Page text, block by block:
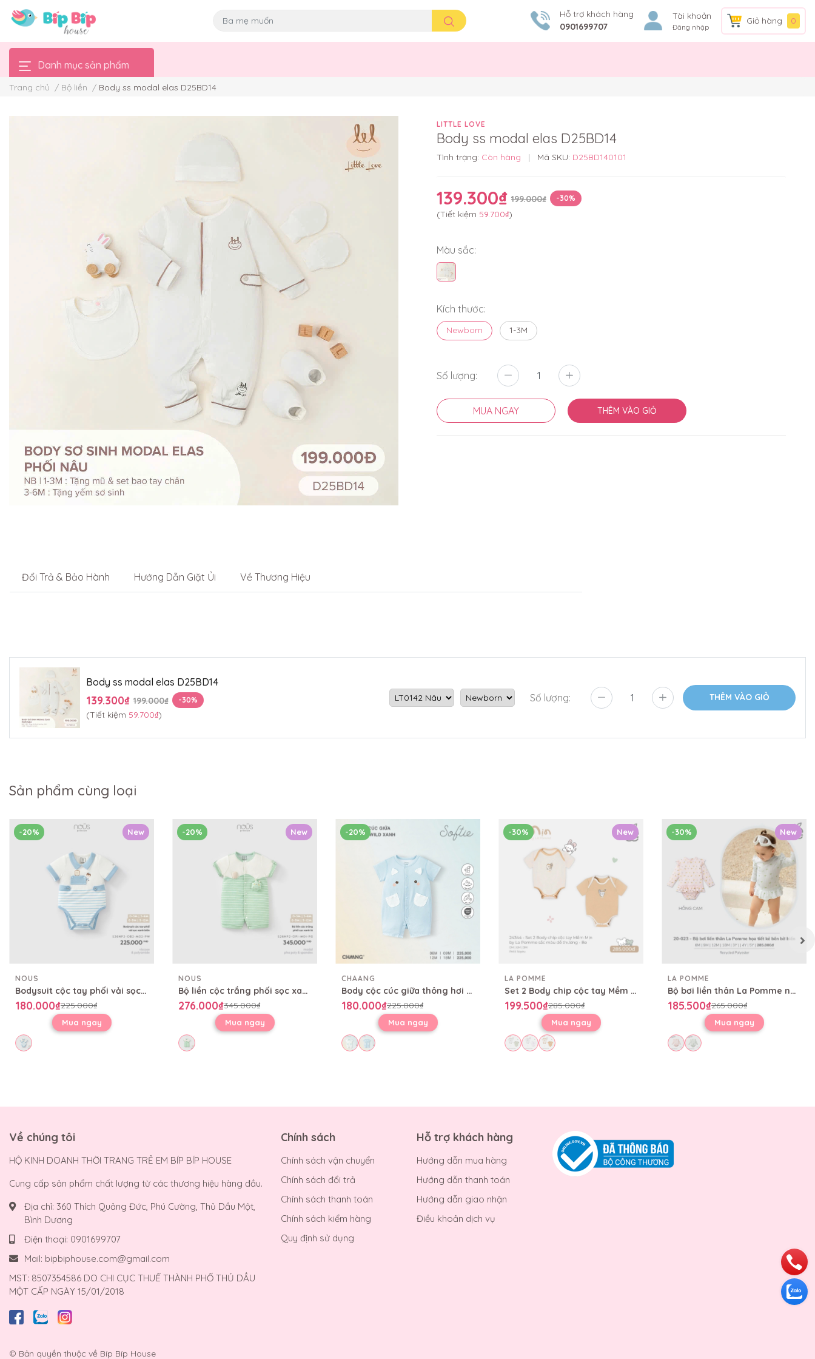
Hỗ trợ khách hàng
0901699707
Tài khoản
Đăng nhập
Giỏ hàng 0
Danh mục sản phẩm
Trang chủ / Bộ liền / Body ss modal elas D25BD14
LITTLE LOVE
Body ss modal elas D25BD14
Tình trạng: Còn hàng | Mã SKU: D25BD140101
139.300₫ 199.000₫ -30%
(Tiết kiệm 59.700₫)
Màu sắc:
Kích thước:
Newborn 1-3M
Số lượng:
MUA NGAY THÊM VÀO GIỎ
Đổi Trả & Bảo Hành Hướng Dẫn Giặt Ủi Về Thương Hiệu
Body ss modal elas D25BD14
139.300₫ 199.000₫ -30%
(Tiết kiệm 59.700₫)
Số lượng: THÊM VÀO GIỎ
Sản phẩm cùng loại
New
-20%
NOUS
Bodysuit cộc tay phối vải sọc xanh biển
180.000₫225.000₫
Mua ngay
New
-20%
NOUS
Bộ liền cộc trắng phối sọc xanh lá
276.000₫345.000₫
Mua ngay
-20%
CHAANG
Body cộc cúc giữa thông hơi Wild
180.000₫225.000₫
Mua ngay
New
-30%
LA POMME
Set 2 Body chip cộc tay Mềm Mịn by La Pomme sắc màu dễ thương
199.500₫285.000₫
Mua ngay
New
-30%
LA POMME
Bộ bơi liền thân La Pomme những cơn sóng mộng mơ
185.500₫265.000₫
Mua ngay
Về chúng tôi
HỘ KINH DOANH THỜI TRANG TRẺ EM BÍP BÍP HOUSE
Cung cấp sản phẩm chất lượng từ các thương hiệu hàng đầu.
Địa chỉ: 360 Thích Quảng Đức, Phú Cường, Thủ Dầu Một,
Bình Dương
Điện thoại: 0901699707
Mail: bipbiphouse.com@gmail.com
MST: 8507354586 DO CHI CỤC THUẾ THÀNH PHỐ THỦ DẦU
MỘT CẤP NGÀY 15/01/2018
Chính sách
Chính sách vận chuyển
Chính sách đổi trả
Chính sách thanh toán
Chính sách kiểm hàng
Quy định sử dụng
Hỗ trợ khách hàng
Hướng dẫn mua hàng
Hướng dẫn thanh toán
Hướng dẫn giao nhận
Điều khoản dịch vụ
© Bản quyền thuộc về Bíp Bíp House